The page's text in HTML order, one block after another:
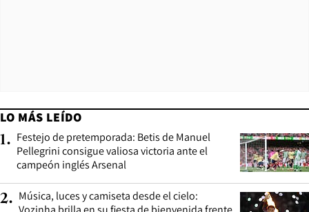
LO MÁS LEÍDO
1. Festejo de pretemporada: Betis de Manuel
Pellegrini consigue valiosa victoria ante el
campeón inglés Arsenal
2. Música, luces y camiseta desde el cielo: